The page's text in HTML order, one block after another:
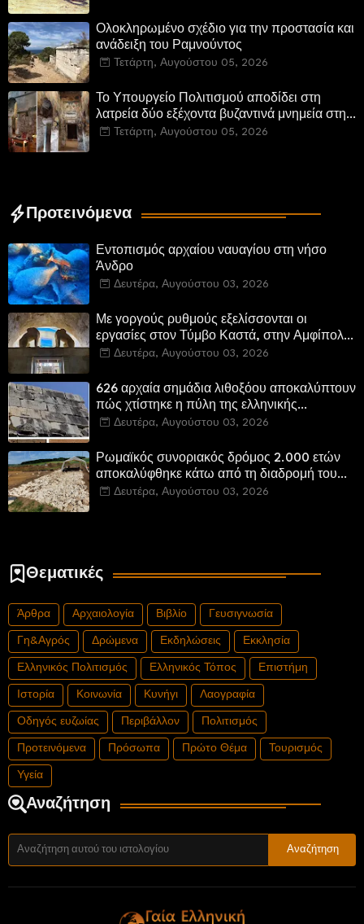
Ολοκληρωμένο σχέδιο για την προστασία και
ανάδειξη του Ραμνούντος
Τετάρτη, Αυγούστου 05, 2026
Το Υπουργείο Πολιτισμού αποδίδει στη
λατρεία δύο εξέχοντα βυζαντινά μνημεία στην
Καστοριά και έπεται το αποκαταστημένο
Τετάρτη, Αυγούστου 05, 2026
Προτεινόμενα
Εντοπισμός αρχαίου ναυαγίου στη νήσο
Άνδρο
Δευτέρα, Αυγούστου 03, 2026
Με γοργούς ρυθμούς εξελίσσονται οι
εργασίες στον Τύμβο Καστά, στην Αμφίπολη.
Αποδίδονται μνημεία της πόλης
Δευτέρα, Αυγούστου 03, 2026
626 αρχαία σημάδια λιθοξόου αποκαλύπτουν
πώς χτίστηκε η πύλη της ελληνικής
Πτολεμαΐδας στη Λιβύη
Δευτέρα, Αυγούστου 03, 2026
Ρωμαϊκός συνοριακός δρόμος 2.000 ετών
αποκαλύφθηκε κάτω από τη διαδρομή του
νέου αυτοκινητόδρομου Α8 της Γερμανίας
Δευτέρα, Αυγούστου 03, 2026
Θεματικές
Άρθρα Αρχαιολογία Βιβλίο Γευσιγνωσία
Γη&Αγρός Δρώμενα Εκδηλώσεις Εκκλησία
Ελληνικός Πολιτισμός Ελληνικός Τόπος Επιστήμη
Ιστορία Κοινωνία Κυνήγι Λαογραφία
Οδηγός ευζωίας Περιβάλλον Πολιτισμός
Προτεινόμενα Πρόσωπα Πρώτο Θέμα Τουρισμός
Υγεία
Αναζήτηση